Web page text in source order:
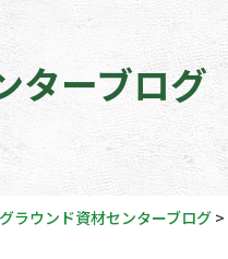
ターブログ
グラウンド資材センターブログ >